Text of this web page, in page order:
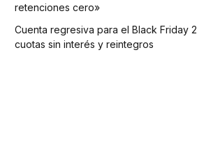
retenciones cero»
Cuenta regresiva para el Black Friday
cuotas sin interés y reintegros